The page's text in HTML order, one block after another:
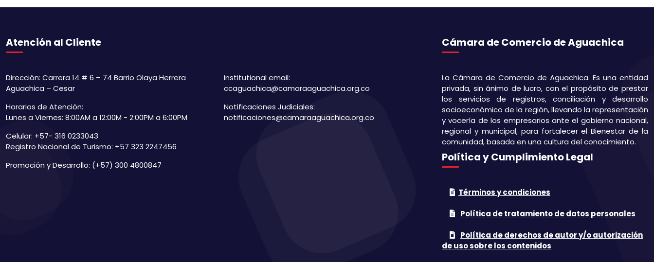
Atención al Cliente
Dirección: Carrera 14 # 6 – 74 Barrio Olaya Herrera
Aguachica – Cesar
Horarios de Atención:
Lunes a Viernes: 8:00AM a 12:00M - 2:00PM a 6:00PM
Celular: +57- 316 0233043
Registro Nacional de Turismo: +57 323 2247456
Promoción y Desarrollo: (+57) 300 4800847
Institutional email:
ccaguachica@camaraaguachica.org.co
Notificaciones Judiciales:
notificaciones@camaraaguachica.org.co
Cámara de Comercio de Aguachica
La Cámara de Comercio de Aguachica. Es una entidad
privada, sin ánimo de lucro, con el propósito de prestar
los servicios de registros, conciliación y desarrollo
socioeconómico de la región, llevando la representación
y vocería de los empresarios ante el gobierno nacional,
regional y municipal, para fortalecer el Bienestar de la
comunidad, basada en una cultura del conocimiento.
Política y Cumplimiento Legal
Términos y condiciones
Política de tratamiento de datos personales
Política de derechos de autor y/o autorización
de uso sobre los contenidos